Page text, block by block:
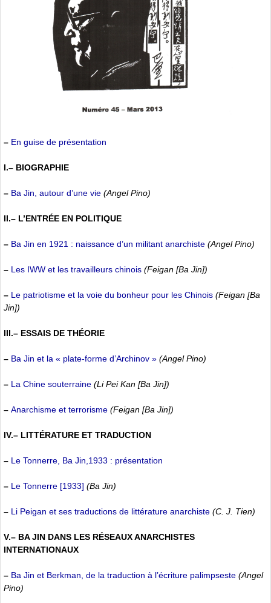
– En guise de présentation
I.– BIOGRAPHIE
– Ba Jin, autour d’une vie (Angel Pino)
II.– L’ENTRÉE EN POLITIQUE
– Ba Jin en 1921 : naissance d’un militant anarchiste (Angel Pino)
– Les IWW et les travailleurs chinois (Feigan [Ba Jin])
– Le patriotisme et la voie du bonheur pour les Chinois (Feigan [Ba
Jin])
III.– ESSAIS DE THÉORIE
– Ba Jin et la « plate-forme d’Archinov » (Angel Pino)
– La Chine souterraine (Li Pei Kan [Ba Jin])
– Anarchisme et terrorisme (Feigan [Ba Jin])
IV.– LITTÉRATURE ET TRADUCTION
– Le Tonnerre, Ba Jin,1933 : présentation
– Le Tonnerre [1933] (Ba Jin)
– Li Peigan et ses traductions de littérature anarchiste (C. J. Tien)
V.– BA JIN DANS LES RÉSEAUX ANARCHISTES
INTERNATIONAUX
– Ba Jin et Berkman, de la traduction à l’écriture palimpseste (Angel
Pino)